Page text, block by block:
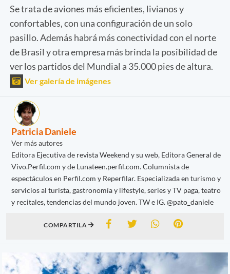
Se trata de aviones más eficientes, livianos y
confortables, con una configuración de un solo
pasillo. Además habrá más conectividad con el norte
de Brasil y otra empresa más brinda la posibilidad de
ver los partidos del Mundial a 35.000 pies de altura.
Ver galería de imágenes
Patricia Daniele
Ver más autores
Editora Ejecutiva de revista Weekend y su web, Editora General de
Vivo.Perfil.com y de Lunateen.perfil.com. Columnista de
espectáculos en Perfil.com y Reperfilar. Especializada en turismo y
servicios al turista, gastronomía y lifestyle, series y TV paga, teatro
y recitales, tendencias del mundo joven. TW e IG. @pato_daniele
COMPARTILA